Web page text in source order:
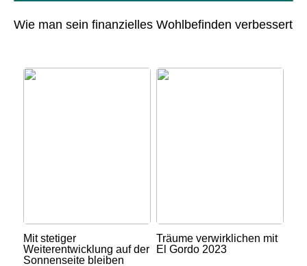
Wie man sein finanzielles Wohlbefinden verbessert
Mit stetiger
Weiterentwicklung auf der
Sonnenseite bleiben
Träume verwirklichen mit
El Gordo 2023